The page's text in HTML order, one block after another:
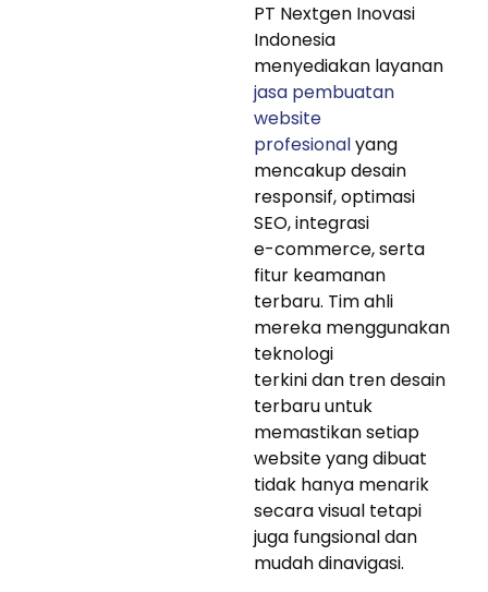
PT Nextgen Inovasi
Indonesia
menyediakan layanan
jasa pembuatan
website
profesionalyang
mencakup desain
responsif, optimasi
SEO, integrasi
e-commerce, serta
fitur keamanan
terbaru. Tim ahli
mereka menggunakan
teknologi
terkini dan tren desain
terbaru untuk
memastikan setiap
website yang dibuat
tidak hanya menarik
secara visual tetapi
juga fungsional dan
mudah dinavigasi.